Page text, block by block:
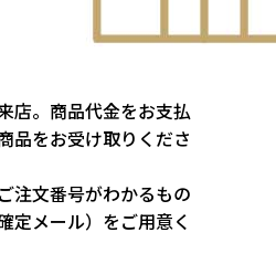
店。商品代金をお支払
品をお受け取りくださ
注文番号がわかるもの
定メール）をご用意く